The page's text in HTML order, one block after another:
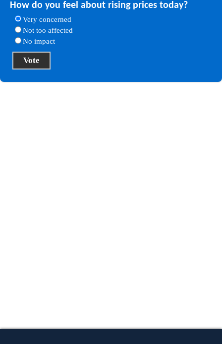
How do you feel about rising prices today?
Very concerned
Not too affected
No impact